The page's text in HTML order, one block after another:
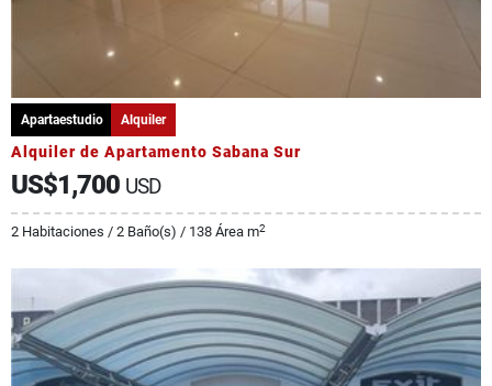
Apartaestudio Alquiler
Alquiler de Apartamento Sabana Sur
US$1,700 USD
2 Habitaciones / 2 Baño(s) / 138 Área m2